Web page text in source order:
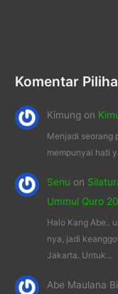
Komentar
Kimung on
Menjadi seorang
mempunyai hati
Senu on
Ummul Quro
Halo Kang Abe..
nya, jadi
Jakarta. Untuk…
Abe Maulana